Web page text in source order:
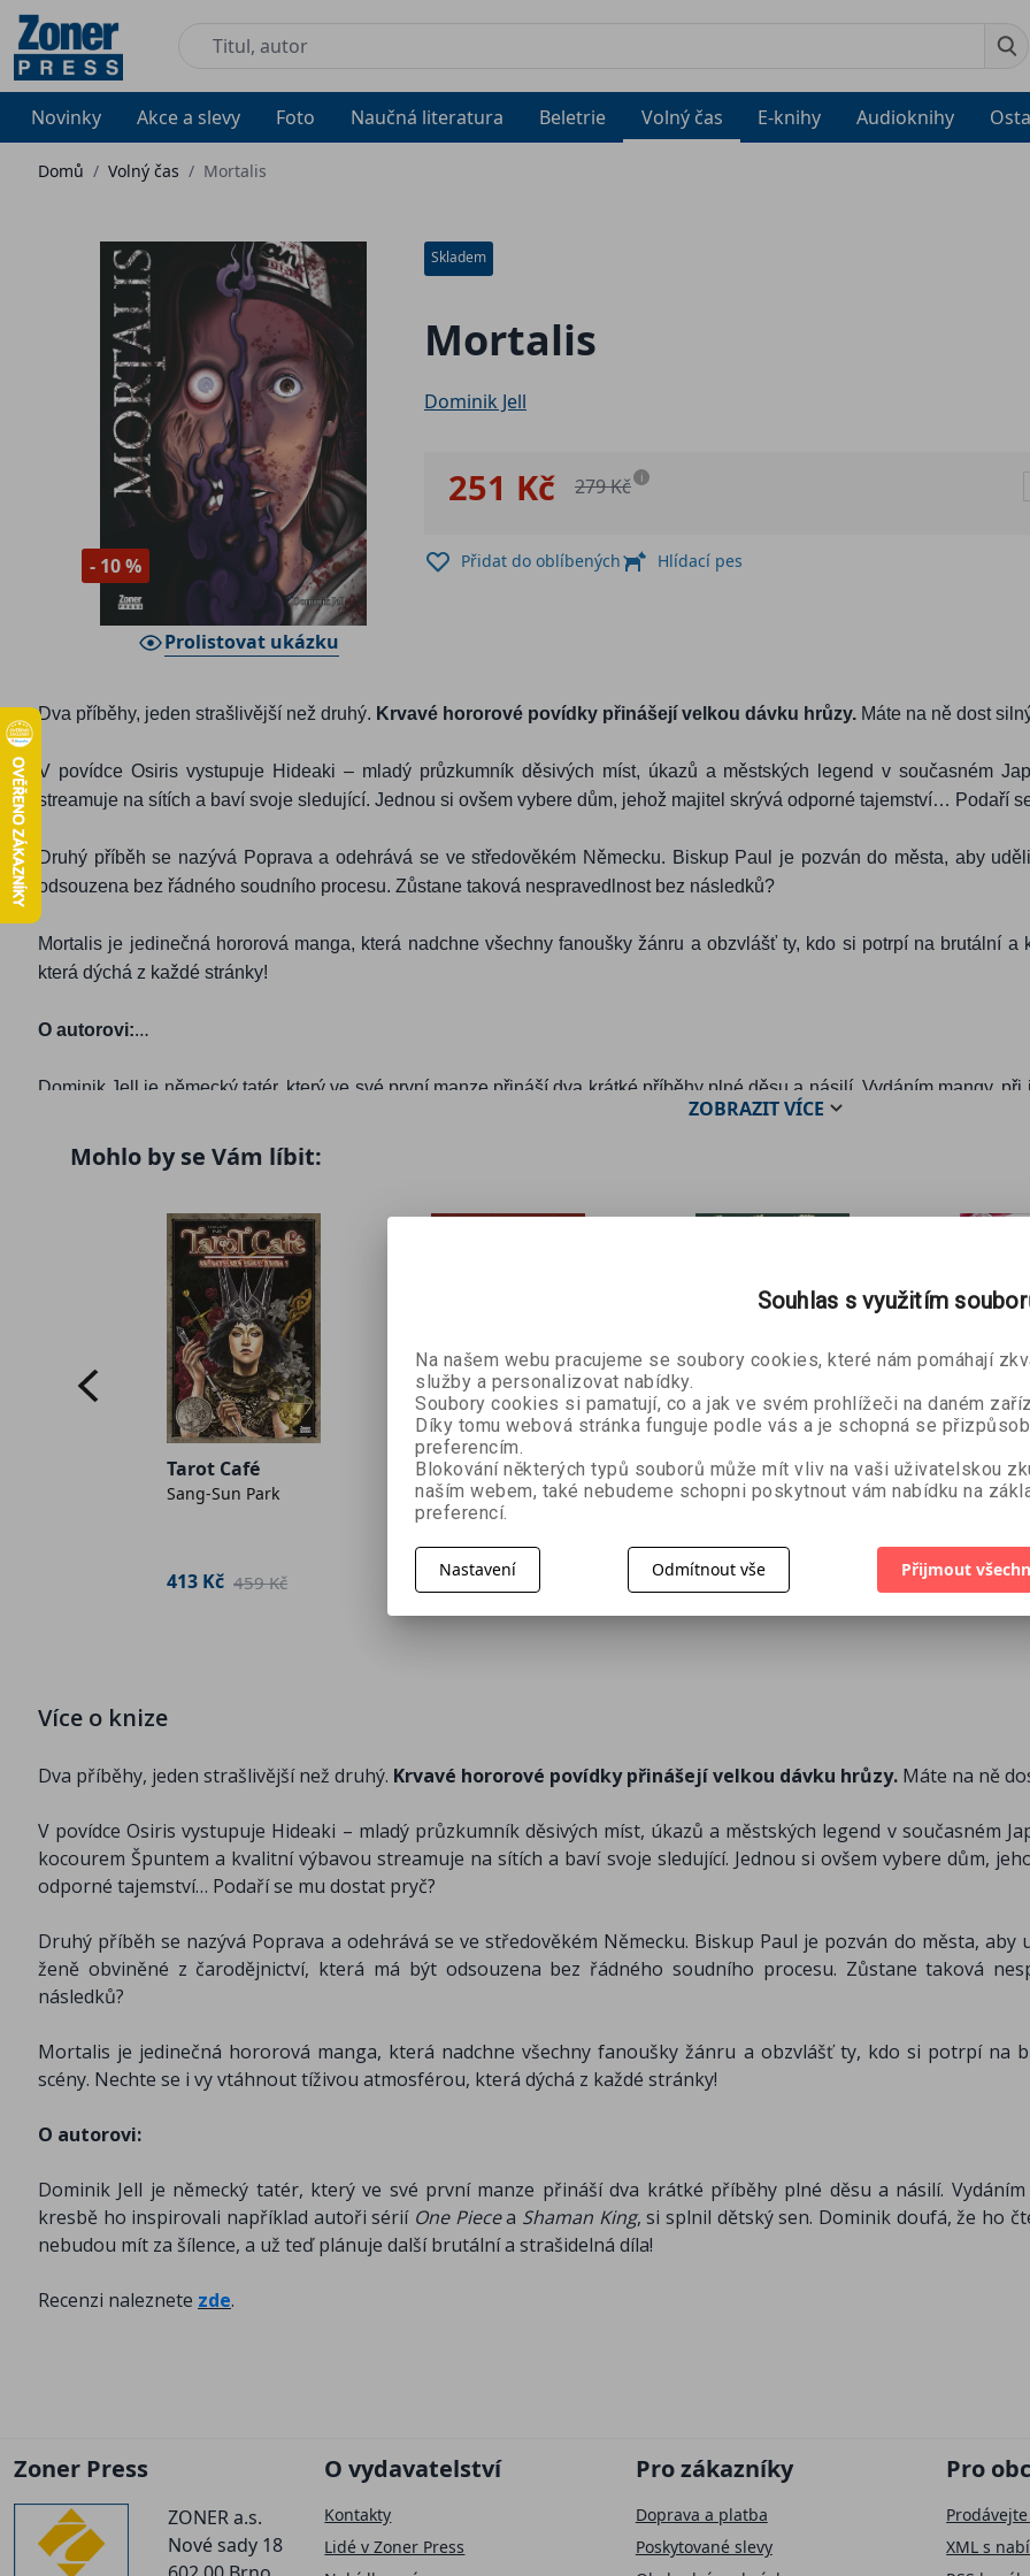
Novinky Akce a slevy Foto Naučná literatura Beletrie Volný čas E-knihy Audioknihy
Domů / Volný čas / Mortalis
- 10 %
Prolistovat ukázku
Skladem
Mortalis
Dominik Jell
251 Kč 279 Kč i
Přidat do oblíbených Hlídací pes
Dva příběhy, jeden strašlivější než druhý. Krvavé hororové povídky přinášejí velkou dávku hrůzy. Máte na ně dost
V povídce Osiris vystupuje Hideaki – mladý průzkumník děsivých míst, úkazů a městských legend v současném
streamuje na sítích a baví svoje sledující. Jednou si ovšem vybere dům, jehož majitel skrývá odporné tajemství… Podaří
Druhý příběh se nazývá Poprava a odehrává se ve středověkém Německu. Biskup Paul je pozván do města, aby
odsouzena bez řádného soudního procesu. Zůstane taková nespravedlnost bez následků?
Mortalis je jedinečná hororová manga, která nadchne všechny fanoušky žánru a obzvlášť ty, kdo si potrpí na brutální
která dýchá z každé stránky!
O autorovi:
Dominik Jell je německý tatér, který ve své první manze přináší dva krátké příběhy plné děsu a násilí. Vydáním mangy,
, si splnil dětský sen. Dominik doufá, že ho čtenářky a čtenáři nebudou mít za šílence, a už teď plánuje
Recenzi naleznete
ZOBRAZITVÍCE
Mohlo by se Vám líbit:
Tarot Café
Sang-Sun Park
413 Kč 459 Kč
Manga příběhy
bratří Grimmů
Kei Ishiyama
251 Kč 279 Kč
Lindsay Squire
148 Kč 369 Kč
Lo &
233 Kč
Více o knize
Dva příběhy, jeden strašlivější než druhý. Krvavé hororové povídky přinášejí velkou dávku hrůzy. Máte na ně
V povídce Osiris vystupuje Hideaki – mladý průzkumník děsivých míst, úkazů a městských legend v současném
kocourem Špuntem a kvalitní výbavou streamuje na sítích a baví svoje sledující. Jednou si ovšem vybere dům,
odporné tajemství… Podaří se mu dostat pryč?
Druhý příběh se nazývá Poprava a odehrává se ve středověkém Německu. Biskup Paul je pozván do města, aby
ženě obviněné z čarodějnictví, která má být odsouzena bez řádného soudního procesu. Zůstane taková
následků?
Mortalis je jedinečná hororová manga, která nadchne všechny fanoušky žánru a obzvlášť ty, kdo si potrpí na
scény. Nechte se i vy vtáhnout tíživou atmosférou, která dýchá z každé stránky!
O autorovi:
Dominik Jell je německý tatér, který ve své první manze přináší dva krátké příběhy plné děsu a násilí.
kresbě ho inspirovali například autoři sérií One Piecea Shaman King, si splnil dětský sen. Dominik doufá, že ho
nebudou mít za šílence, a už teď plánuje další brutální a strašidelná díla!
Recenzi naleznete zde.
Zoner Press
ZONER a.s.
Nové sady 18
O vydavatelství
Kontakty
Lidé v Zoner Press
Pro zákazníky
Doprava a platba
Poskytované slevy
Pro
XML s
Souhlas s využitím
Na našem webu pracujeme se soubory cookies, které nám pomáhají
služby a personalizovat nabídky.
Soubory cookies si pamatují, co a jak ve svém prohlížeči na daném
Díky tomu webová stránka funguje podle vás a je schopná se
preferencím.
Blokování některých typů souborů může mít vliv na vaši uživatelskou
naším webem, také nebudeme schopni poskytnout vám nabídku na
preferencí.
Nastavení Odmítnout vše Přijmout